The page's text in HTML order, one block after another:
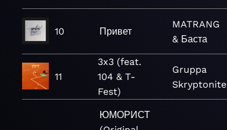
10 Привет
MATRANG
& Баста
11
3x3 (feat.
104 & T-
Fest)
Gruppa
Skryptonite
ЮМОРИСТ